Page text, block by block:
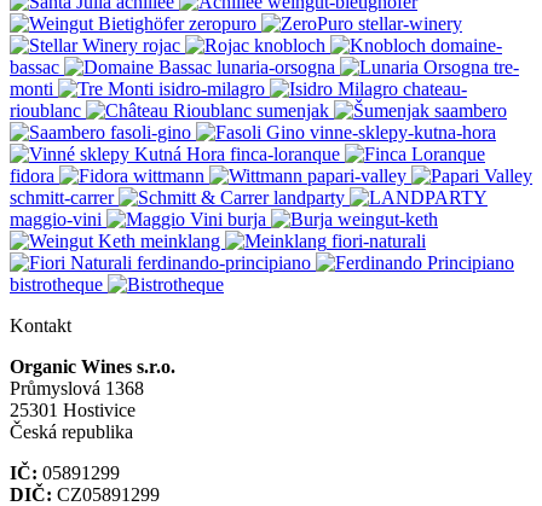
zeropuro
stellar-winery
rojac
knobloch
domaine-
bassac
lunaria-orsogna
tre-
monti
isidro-milagro
chateau-
rioublanc
sumenjak
saambero
fasoli-gino
vinne-sklepy-kutna-hora
finca-loranque
fidora
wittmann
papari-valley
schmitt-carrer
landparty
maggio-vini
burja
weingut-keth
meinklang
fiori-naturali
ferdinando-principiano
bistrotheque
Kontakt
Organic Wines s.r.o.
Průmyslová 1368
25301 Hostivice
Česká republika
IČ: 05891299
DIČ: CZ05891299